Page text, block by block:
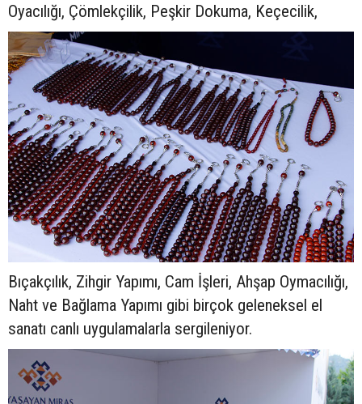
Oyacılığı, Çömlekçilik, Peşkir Dokuma, Keçecilik,
Bıçakçılık, Zihgir Yapımı, Cam İşleri, Ahşap Oymacılığı,
Naht ve Bağlama Yapımı gibi birçok geleneksel el
sanatı canlı uygulamalarla sergileniyor.